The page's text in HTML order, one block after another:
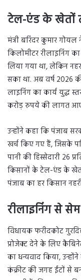
टेल-एंड के खेतों
मंत्री बरिंदर कुमार
किलोमीटर रीलाइनिंग
लिया गया था, लेकिन
सका था. अब वर्ष 2026
लाइनिंग का कार्य युद्ध
करोड़ रुपये की लागत
उन्होंने कहा कि पंजाब
खर्च किए गए हैं, जिसके
पानी की हिस्सेदारी 26
किसानों के टेल-एंड के
पंजाब का हर किसान
रीलाइनिंग से
विधायक फरीदकोट
प्रोजेक्ट देने के लिए
का धन्यवाद किया,
कंक्रीट की जगह ईंटों से